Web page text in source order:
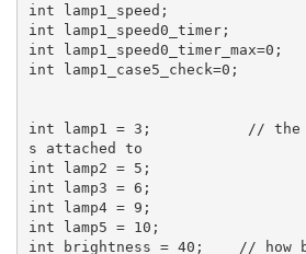
int lamp1_speed;
int lamp1_speed0_timer;
int lamp1_speed0_timer_max=0;
int lamp1_case5_check=0;
int lamp1 = 3;           // the
s attached to
int lamp2 = 5;
int lamp3 = 6;
int lamp4 = 9;
int lamp5 = 10;
int brightness = 40;    // how